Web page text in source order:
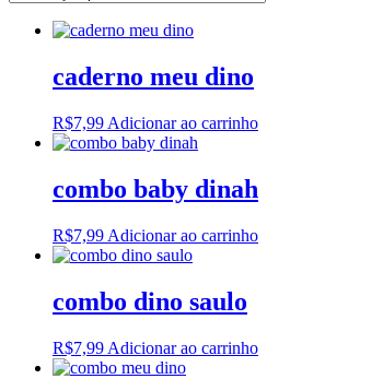
caderno meu dino
R$7,99 Adicionar ao carrinho
combo baby dinah
R$7,99 Adicionar ao carrinho
combo dino saulo
R$7,99 Adicionar ao carrinho